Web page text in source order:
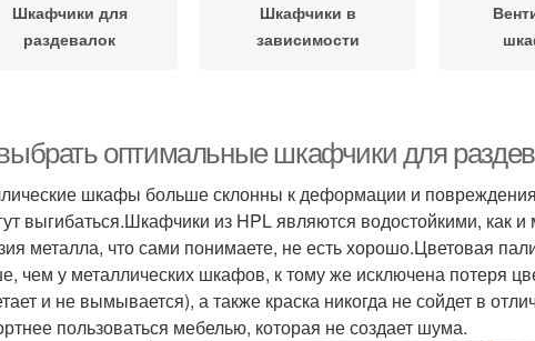
Шкафчики для
раздевалок
Шкафчики в
зависимости
оптимальные шкафчики для
шкафы больше склонны к деформации и
выгибаться.Шкафчики из HPL являются водостойкими, как и
металла, что сами понимаете, не есть хорошо.Цветовая
чем у металлических шкафов, к тому же исключена потеря
и не вымывается), а также краска никогда не сойдет в
пользоваться мебелью, которая не создает шума.